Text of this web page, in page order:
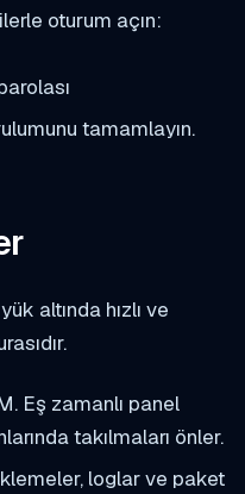
oturum açın:
tamamlayın.
altında hızlı ve
Eş zamanlı panel
takılmaları önler.
loglar ve paket